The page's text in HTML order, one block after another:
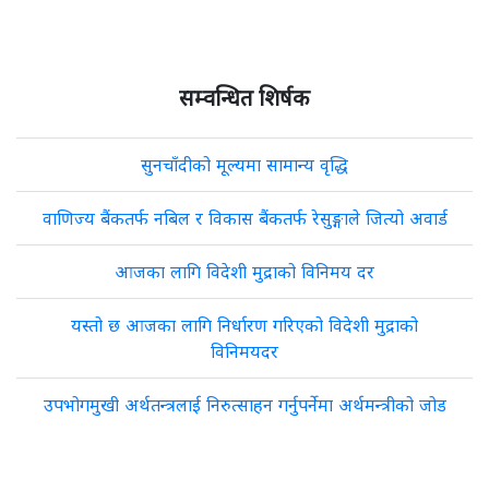
सम्वन्धित शिर्षक
सुनचाँदीको मूल्यमा सामान्य वृद्धि
वाणिज्य बैंकतर्फ नबिल र विकास बैंकतर्फ रेसुङ्गाले जित्यो अवार्ड
आजका लागि विदेशी मुद्राको विनिमय दर
यस्तो छ आजका लागि निर्धारण गरिएको विदेशी मुद्राको
विनिमयदर
उपभोगमुखी अर्थतन्त्रलाई निरुत्साहन गर्नुपर्नेमा अर्थमन्त्रीको जोड